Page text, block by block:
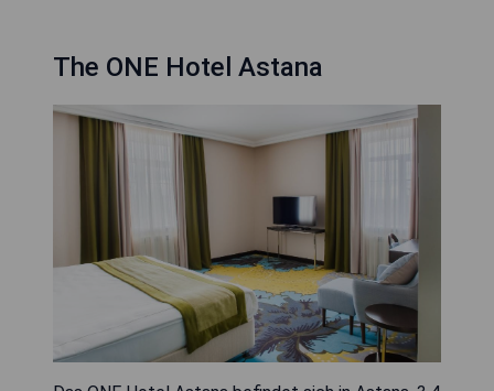
The ONE Hotel Astana